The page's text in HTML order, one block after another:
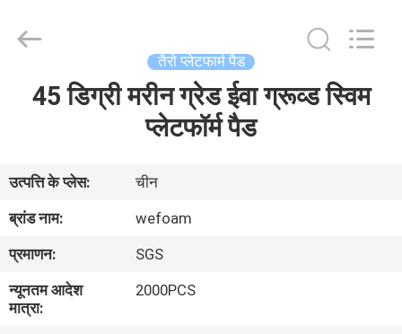
वीडियो
हमारे
बारे
Rights
तैरो प्लेटफार्म पैड
45 डिग्री मरीन ग्रेड ईवा ग्रूव्ड स्विम
प्लेटफॉर्म पैड
उत्पत्ति के प्लेस:
चीन
ब्रांड नाम:
wefoam
प्रमाणन:
SGS
न्यूनतम आदेश
मात्रा:
2000PCS